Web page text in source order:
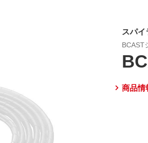
スパ
BCAST
商品情